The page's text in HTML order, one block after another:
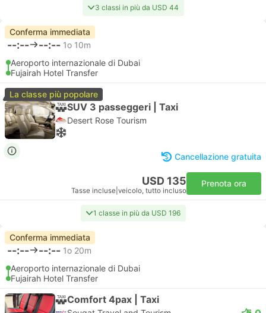
3 classi in più da USD 44
Conferma immediata
--:-- --:-- 1o 10m
Aeroporto internazionale di Dubai
Fujairah Hotel Transfer
La classe più popolare
SUV 3 passeggeri | Taxi
Desert Rose Tourism
Cancellazione gratuita
USD 135
Tasse incluse veicolo, tutto incluso
Prenota ora
1 classe in più da USD 196
Conferma immediata
--:-- --:-- 1o 20m
Aeroporto internazionale di Dubai
Fujairah Hotel Transfer
Comfort 4pax | Taxi